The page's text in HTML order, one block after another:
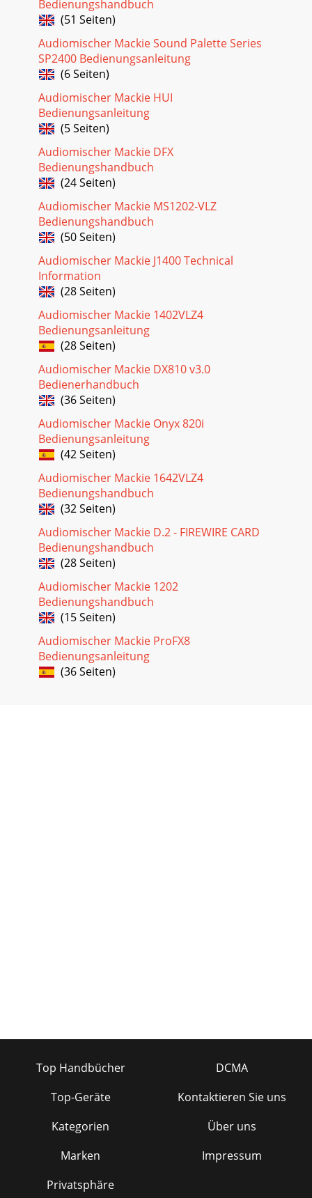
Seite 28
producción de vídeoOrdenador de sobremesaSalida de
videoMonitor de vídeoReproductor DVD 1Re
Bedienungshandbuch
(51 Seiten)
Audiomischer Mackie Sound Palette Series
SP2400 Bedienungsanleitung
(6 Seiten)
Audiomischer Mackie HUI
Bedienungsanleitung
(5 Seiten)
Audiomischer Mackie DFX
Bedienungshandbuch
(24 Seiten)
Audiomischer Mackie MS1202-VLZ
Bedienungshandbuch
(50 Seiten)
Audiomischer Mackie J1400 Technical
Information
(28 Seiten)
Audiomischer Mackie 1402VLZ4
Bedienungsanleitung
(28 Seiten)
Audiomischer Mackie DX810 v3.0
Bedienerhandbuch
(36 Seiten)
Audiomischer Mackie Onyx 820i
Bedienungsanleitung
(42 Seiten)
Audiomischer Mackie 1642VLZ4
Bedienungshandbuch
(32 Seiten)
Audiomischer Mackie D.2 - FIREWIRE CARD
Bedienungshandbuch
(28 Seiten)
Audiomischer Mackie 1202
Bedienungshandbuch
(15 Seiten)
Audiomischer Mackie ProFX8
Bedienungsanleitung
(36 Seiten)
Top Handbücher
Top-Geräte
Kategorien
Marken
Privatsphäre
DCMA
Kontaktieren Sie uns
Über uns
Impressum